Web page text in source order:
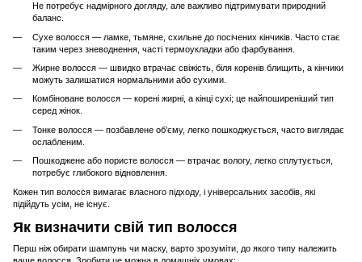
Не потребує надмірного догляду, але важливо підтримувати природний
баланс.
Сухе волосся — ламке, тьмяне, схильне до посічених кінчиків. Часто стає
таким через зневоднення, часті термоукладки або фарбування.
Жирне волосся — швидко втрачає свіжість, біля коренів блищить, а кінчики
можуть залишатися нормальними або сухими.
Комбіноване волосся — корені жирні, а кінці сухі; це найпоширеніший тип
серед жінок.
Тонке волосся — позбавлене об’єму, легко пошкоджується, часто виглядає
ослабленим.
Пошкоджене або пористе волосся — втрачає вологу, легко сплутується,
потребує глибокого відновлення.
Кожен тип волосся вимагає власного підходу, і універсальних засобів, які
підійдуть усім, не існує.
Як визначити свій тип волосся
Перш ніж обирати шампунь чи маску, варто зрозуміти, до якого типу належить